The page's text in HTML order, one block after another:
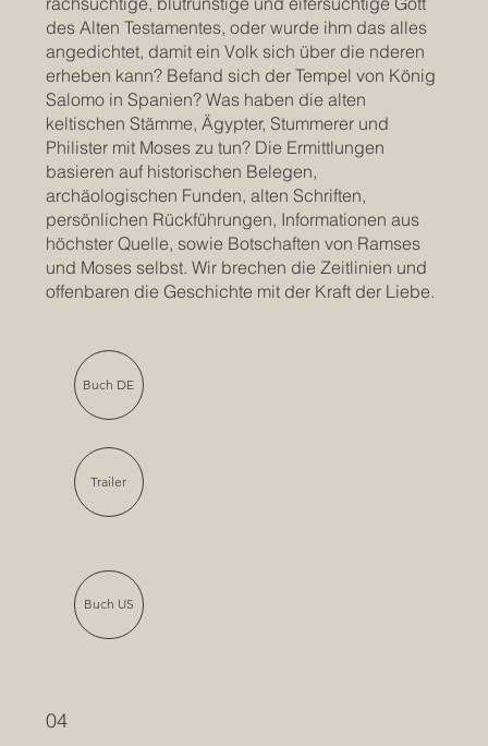
des Alten Testamentes, oder wurde ihm das alles
angedichtet, damit ein Volk sich über die nderen
erheben kann? Befand sich der Tempel von König
Salomo in Spanien? Was haben die alten
keltischen Stämme, Ägypter, Stummerer und
Philister mit Moses zu tun? Die Ermittlungen
basieren auf historischen Belegen,
archäologischen Funden, alten Schriften,
persönlichen Rückführungen, Informationen aus
höchster Quelle, sowie Botschaften von Ramses
und Moses selbst. Wir brechen die Zeitlinien und
offenbaren die Geschichte mit der Kraft der Liebe.
Buch DE
Trailer
Buch US
04